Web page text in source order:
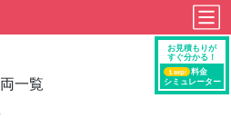
一覧